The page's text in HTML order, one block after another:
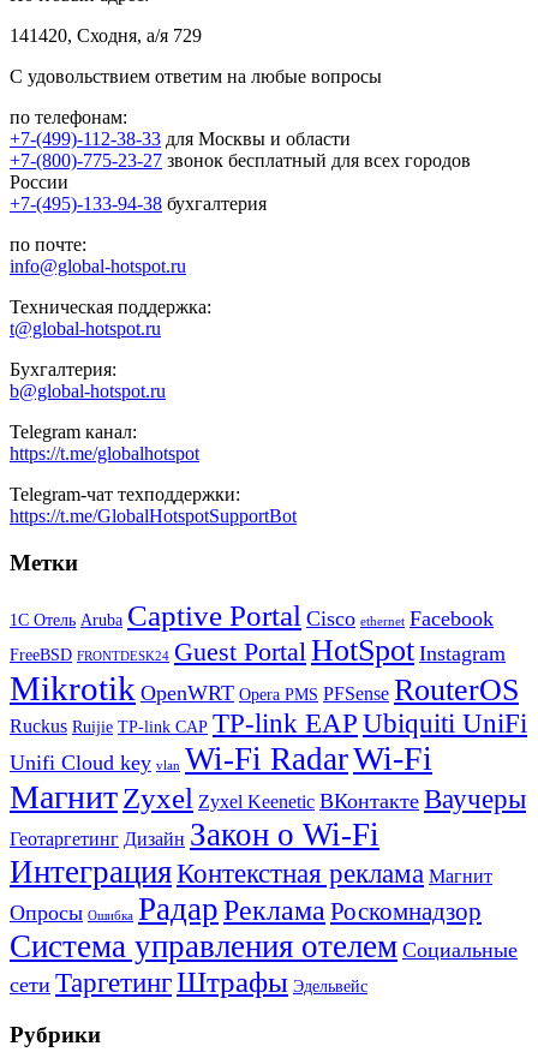
141420, Сходня, а/я 729
С удовольствием ответим на любые вопросы
по телефонам:
+7-(499)-112-38-33 для Москвы и области
+7-(800)-775-23-27 звонок бесплатный для всех городов
России
+7-(495)-133-94-38 бухгалтерия
по почте:
info@global-hotspot.ru
Техническая поддержка:
t@global-hotspot.ru
Бухгалтерия:
b@global-hotspot.ru
Telegram канал:
https://t.me/globalhotspot
Telegram-чат техподдержки:
https://t.me/GlobalHotspotSupportBot
Метки
1С Отель Aruba Captive Portal Cisco ethernet Facebook
FreeBSD FRONTDESK24 Guest Portal HotSpot Instagram
Mikrotik OpenWRT Opera PMS PFSense RouterOS
Ruckus Ruijie TP-link CAP TP-link EAP Ubiquiti UniFi
Unifi Cloud key vlan Wi-Fi RadarWi-Fi
МагнитZyxel Zyxel Keenetic ВКонтакте Ваучеры
Геотаргетинг Дизайн Закон о Wi-Fi
ИнтеграцияКонтекстная реклама Магнит
Опросы Ошибка РадарРеклама Роскомнадзор
Система управления отелем Социальные
сети ТаргетингШтрафы Эдельвейс
Рубрики